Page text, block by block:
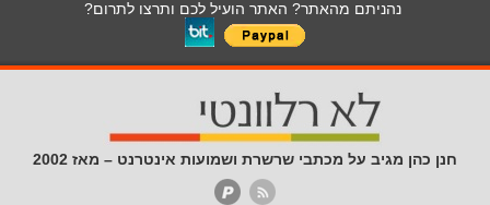
נהניתם מהאתר? האתר הועיל לכם ותרצו לתרום?
חנן כהן מגיב על מכתבי שרשרת ושמועות אינטרנט – מאז 2002